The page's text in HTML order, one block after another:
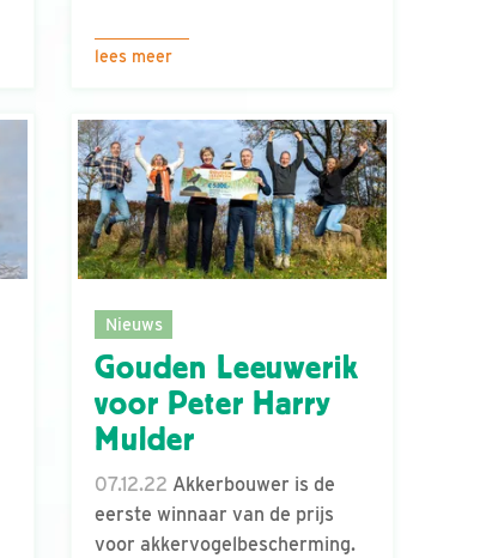
lees meer
Nieuws
Gouden Leeuwerik
voor Peter Harry
Mulder
07.12.22 Akkerbouwer is de
eerste winnaar van de prijs
voor akkervogelbescherming.